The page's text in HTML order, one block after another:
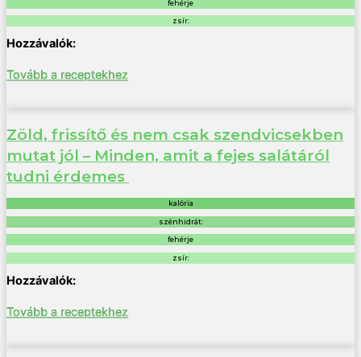
fehérje
zsír:
Tovább a receptekhez
Zöld, frissítő és nem csak szendvicsekben
mutat jól – Minden, amit a fejes salátáról
tudni érdemes
kalória
szénhidrát:
fehérje
zsír:
Tovább a receptekhez